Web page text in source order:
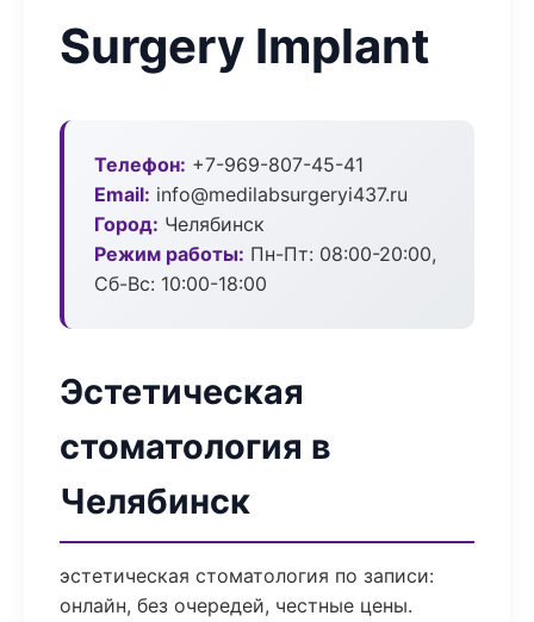
Surgery Implant
Телефон: +7-969-807-45-41
Email: info@medilabsurgeryi437.ru
Город: Челябинск
Режим работы: Пн-Пт: 08:00-20:00,
Сб-Вс: 10:00-18:00
Эстетическая
стоматология в
Челябинск
эстетическая стоматология по записи:
онлайн, без очередей, честные цены.